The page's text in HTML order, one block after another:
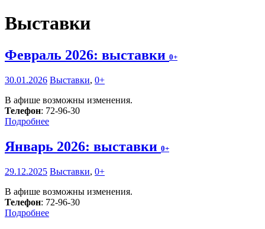
Выставки
Февраль 2026: выставки 0+
30.01.2026 Выставки, 0+
В афише возможны изменения.
Телефон: 72-96-30
Подробнее
Январь 2026: выставки 0+
29.12.2025 Выставки, 0+
В афише возможны изменения.
Телефон: 72-96-30
Подробнее